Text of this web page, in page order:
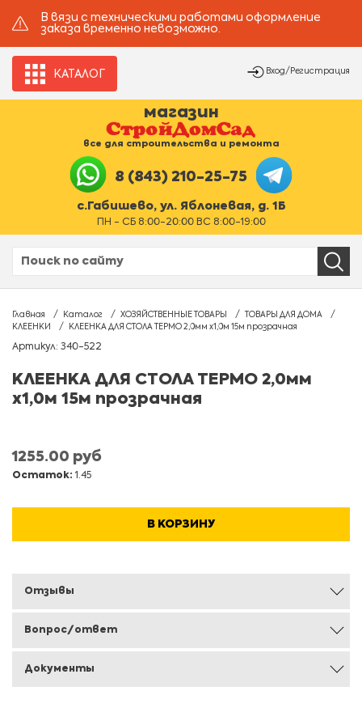
В вязи с техническими работами оформление
заказа временно невозможно.
КАТАЛОГ Вход/Регистрация
магазин
все для строительства и ремонта
8 (843) 210-25-75
с.Габишево, ул. Яблоневая, д. 1Б
ПН - СБ 8:00-20:00 ВС 8:00-19:00
Главная Каталог ХОЗЯЙСТВЕННЫЕ ТОВАРЫ
ТОВАРЫ ДЛЯ ДОМА
КЛЕЕНКИ
КЛЕЕНКА ДЛЯ СТОЛА ТЕРМО 2,0мм х1,0м 15м прозрачная
Артикул: 340-522
КЛЕЕНКА ДЛЯ СТОЛА ТЕРМО 2,0мм
х1,0м 15м прозрачная
1255.00 руб
Остаток: 1.45
В КОРЗИНУ
Отзывы
Вопрос/ответ
Документы